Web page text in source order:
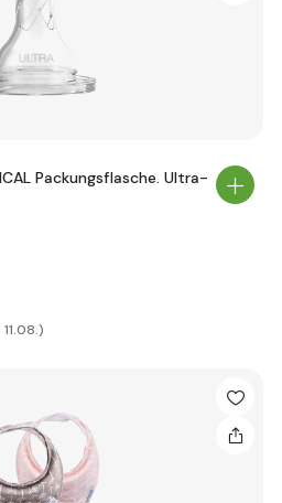
Packungsflasche. Ultra-